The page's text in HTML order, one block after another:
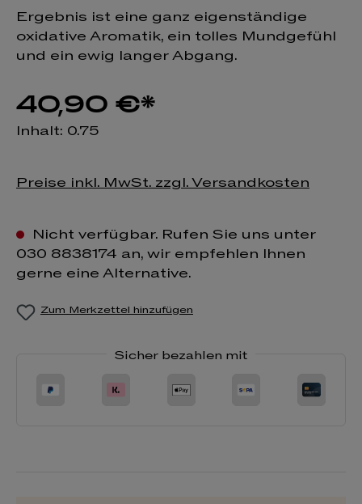
Ergebnis ist eine ganz eigenständige
oxidative Aromatik, ein tolles Mundgefühl
und ein ewig langer Abgang.
40,90 €*
Inhalt: 0.75
Preise inkl. MwSt. zzgl. Versandkosten
Nicht verfügbar. Rufen Sie uns unter
030 8838174 an, wir empfehlen Ihnen
gerne eine Alternative.
Zum Merkzettel hinzufügen
Sicher bezahlen mit